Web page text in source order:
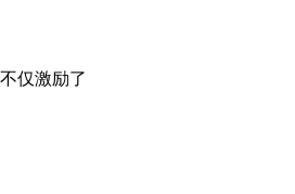
仅激励了